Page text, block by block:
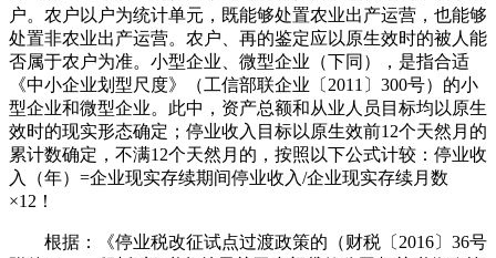
户。农户以户为统计单元，既能够处置农业出产运营，也能够
处置非农业出产运营。农户、再的鉴定应以原生效时的被人能
否属于农户为准。小型企业、微型企业（下同），是指合适
《中小企业划型尺度》（工信部联企业〔2011〕300号）的小
型企业和微型企业。此中，资产总额和从业人员目标均以原生
效时的现实形态确定；停业收入目标以原生效前12个天然月的
累计数确定，不满12个天然月的，按照以下公式计较：停业收
入（年）=企业现实存续期间停业收入/企业现实存续月数
×12！
根据：《停业税改征试点过渡政策的（财税〔2016〕36号